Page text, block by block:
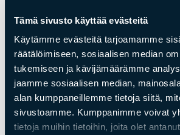
Tämä sivusto käyttää evästeitä
Käytämme evästeitä tarjoamamme
räätälöimiseen, sosiaalisen median
tukemiseen ja kävijämäärämme
jaamme sosiaalisen median,
alan kumppaneillemme tietoja siitä,
sivustoamme. Kumppanimme voivat
tietoja muihin tietoihin, joita olet